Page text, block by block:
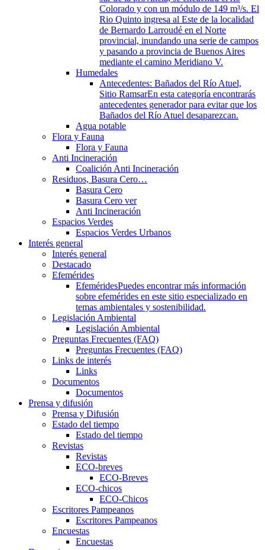
Colorado y con un módulo de 149 m³/s. El
Rio Quinto ingresa al Este de la localidad
de Bernardo Larroudé en el Norte
provincial, inundando una serie de campos
y pasando a provincia de Buenos Aires
mediante el camino Meridiano V.
Humedales
Antecedentes: Bañados del Río Atuel,
Sitio RamsarEn esta categoría encontrarás
antecedentes generador para evitar que los
Bañados del Río Atuel desaparezcan.
Agua potable
Flora y Fauna
Flora y Fauna
Anti Incineración
Coalición Anti Incineración
Residuos, Basura Cero…
Basura Cero
Basura Cero ver
Anti Incineración
Espacios Verdes
Espacios Verdes Urbanos
Interés general
Interés general
Destacado
Efemérides
EfeméridesPuedes encontrar más información
sobre efemérides en este sitio especializado en
temas ambientales y sostenibilidad.
Legislación Ambiental
Legislación Ambiental
Preguntas Frecuentes (FAQ)
Preguntas Frecuentes (FAQ)
Links de interés
Links
Documentos
Documentos
Prensa y difusión
Prensa y Difusión
Estado del tiempo
Estado del tiempo
Revistas
Revistas
ECO-breves
ECO-Breves
ECO-chicos
ECO-Chicos
Escritores Pampeanos
Escritores Pampeanos
Encuestas
Encuestas